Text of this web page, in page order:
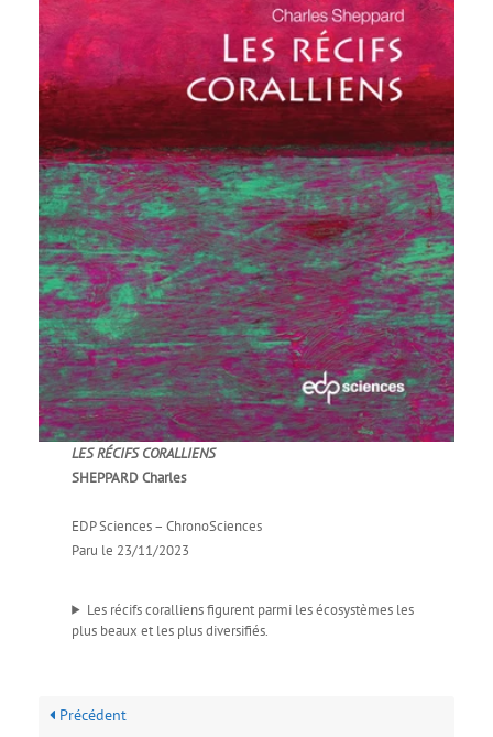
LES RÉCIFS CORALLIENS
SHEPPARD Charles
EDP Sciences – ChronoSciences
Paru le 23/11/2023
Les récifs coralliens figurent parmi les écosystèmes les
plus beaux et les plus diversifiés.
Précédent